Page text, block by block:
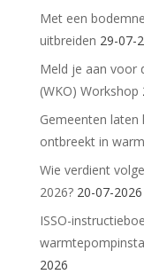
Met een
uitbreiden 29-07-
Meld je aan voor
(WKO) Workshop
Gemeenten laten
ontbreekt in
Wie verdient
2026? 20-07-2026
ISSO-
2026